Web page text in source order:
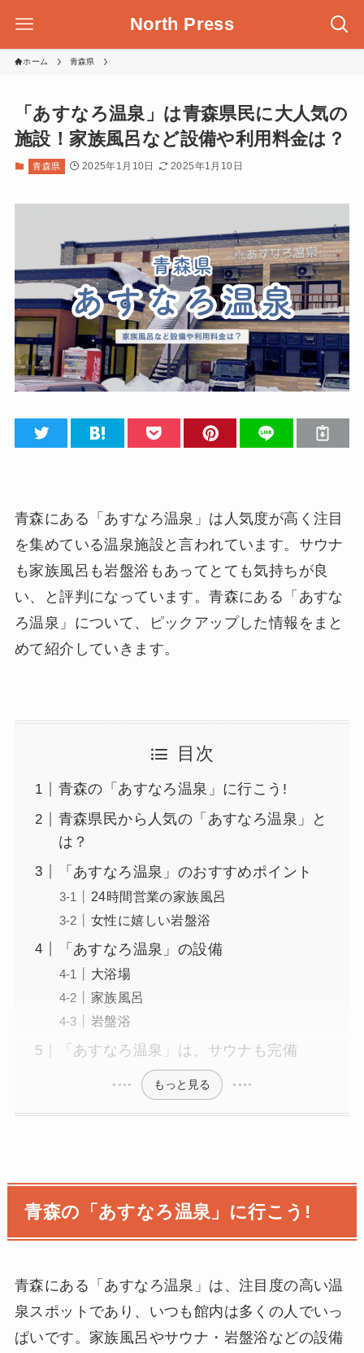
North Press
ホーム 青森県
「あすなろ温泉」は青森県民に大人気の
施設！家族風呂など設備や利用料金は？
青森県 2025年1月10日 2025年1月10日
青森にある「あすなろ温泉」は人気度が高く注目
を集めている温泉施設と言われています。サウナ
も家族風呂も岩盤浴もあってとても気持ちが良
い、と評判になっています。青森にある「あすな
ろ温泉」について、ピックアップした情報をまと
めて紹介していきます。
目次
青森の「あすなろ温泉」に行こう!
青森県民から人気の「あすなろ温泉」と
は？
「あすなろ温泉」のおすすめポイント
24時間営業の家族風呂
女性に嬉しい岩盤浴
「あすなろ温泉」の設備
大浴場
家族風呂
岩盤浴
「あすなろ温泉」は、サウナも完備
もっと見る
青森の「あすなろ温泉」に行こう!
青森にある「あすなろ温泉」は、注目度の高い温
泉スポットであり、いつも館内は多くの人でいっ
ぱいです。家族風呂やサウナ・岩盤浴などの設備